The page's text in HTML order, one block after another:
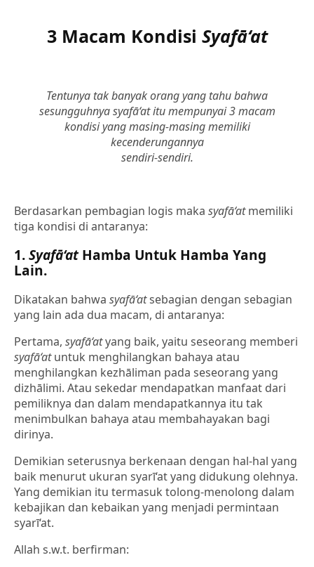
3 Macam Kondisi Syafā‘at
Tentunya tak banyak orang yang tahu bahwa
sesungguhnya syafā‘at itu mempunyai 3 macam
kondisi yang masing-masing memiliki
kecenderungannya
sendiri-sendiri.
Berdasarkan pembagian logis maka syafā‘atmemiliki
tiga kondisi di antaranya:
1.Syafā‘atHamba Untuk Hamba Yang
Lain.
Dikatakan bahwa syafā‘atsebagian dengan sebagian
yang lain ada dua macam, di antaranya:
Pertama, syafā‘atyang baik, yaitu seseorang memberi
syafā‘atuntuk menghilangkan bahaya atau
menghilangkan kezhāliman pada seseorang yang
dizhālimi. Atau sekedar mendapatkan manfaat dari
pemiliknya dan dalam mendapatkannya itu tak
menimbulkan bahaya atau membahayakan bagi
dirinya.
Demikian seterusnya berkenaan dengan hal-hal yang
baik menurut ukuran syarī‘at yang didukung olehnya.
Yang demikian itu termasuk tolong-menolong dalam
kebajikan dan kebaikan yang menjadi permintaan
syarī‘at.
Allah s.w.t. berfirman: